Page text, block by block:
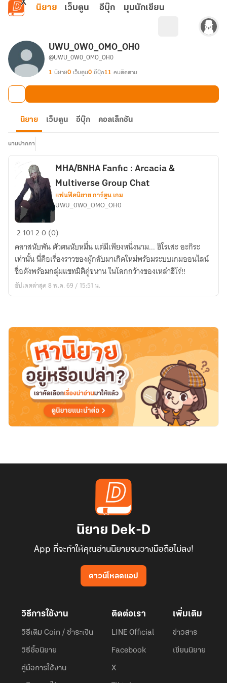
ข้ามไปยังเนื้อหาหลัก
นิยาย เว็บตูน อีบุ๊ก มุมนักเขียน
UWU_0W0_OMO_OH0
@UWU_0W0_OMO_OH0
1 นิยาย0 เว็บตูน0 อีบุ๊ก11 คนติดตาม
นิยาย เว็บตูน อีบุ๊ก คอลเล็กชัน
นามปากกา
MHA/BNHA
Fanfic
:
Arcacia
&
Multiverse
MHA/BNHA Fanfic : Arcacia &
Multiverse Group Chat
แฟนฟิคนิยาย การ์ตูน เกม
UWU_0W0_OMO_OH0
2 10120 (0)
คลาสนับพัน ตัวตนนับหมื่น แต่มีเพียงหนึ่งนาม... ฮิโรเสะ อะกิระ
เท่านั้น นี่คือเรื่องราวของผู้กลับมาเกิดใหม่พร้อมระบบเกมออนไลน์
ชื่อดังพร้อมกลุ่มแชทมิติคู่ขนาน ในโลกกว้างของเหล่าฮีโร่!!
อัปเดตล่าสุด 8 พ.ค. 69 / 15:51 น.
นิยาย Dek-D
App ที่จะทำให้คุณอ่านนิยายจนวางมือถือไม่ลง!
ดาวน์โหลดแอป
วิธีการใช้งาน
วิธีเติม Coin / ชำระเงิน
วิธีซื้อนิยาย
คู่มือการใช้งาน
ติดต่อเรา
LINE Official
Facebook
X
เพิ่มเติม
ข่าวสาร
เขียนนิยาย